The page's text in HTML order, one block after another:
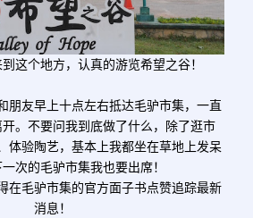
这个地方，认真的游览希望之谷！
朋友早上十点左右抵达毛驴市集，一直
。不要问我到底做了什么，除了逛市
体验陶艺，基本上我都坐在草地上发呆
次的毛驴市集我也要出席！
在毛驴市集的官方面子书点赞追踪最新
消息！